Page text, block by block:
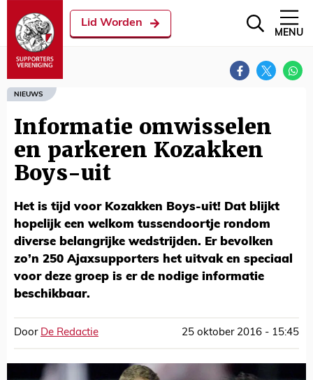
Lid Worden
MENU
NIEUWS
Informatie omwisselen
en parkeren Kozakken
Boys-uit
Het is tijd voor Kozakken Boys-uit! Dat blijkt
hopelijk een welkom tussendoortje rondom
diverse belangrijke wedstrijden. Er bevolken
zo’n 250 Ajaxsupporters het uitvak en speciaal
voor deze groep is er de nodige informatie
beschikbaar.
Door De Redactie 25 oktober 2016 - 15:45